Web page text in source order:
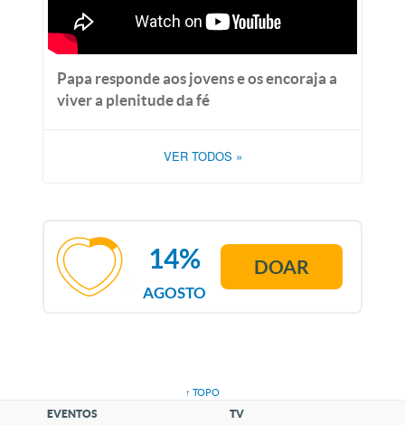
Papa responde aos jovens e os encoraja a
viver a plenitude da fé
VER TODOS »
AGOSTO
14% DOAR
↑ TOPO
EVENTOS TV